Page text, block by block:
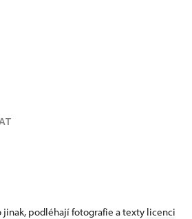
podléhají fotografie a texty licenci